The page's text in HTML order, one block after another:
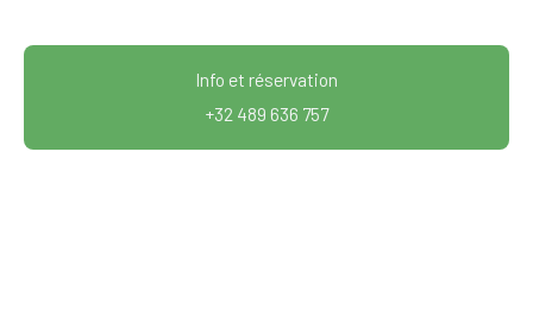
Info et réservation
+32 489 636 757